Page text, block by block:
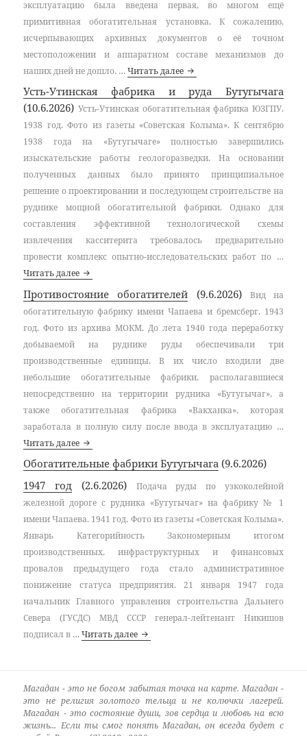
эксплуатацию была введена первая, во многом ещё
примитивная обогатительная установка. К сожалению,
исчерпывающих архивных документов о её точном
местоположении и аппаратном составе механизмов до
наших дней не дошло. …Читать далее Обогатительные установки
Усть-Утинская фабрика и руда Бутугычага
(10.6.2026) Усть-Утинская обогатительная фабрика ЮЗГПУ.
1938 год. Фото из газеты «Советская Колыма». К сентябрю
1938 года на «Бутугычаге» полностью завершились
изыскательские работы геологоразведки. На основании
полученных данных было принято принципиальное
решение о проектировании и последующем строительстве на
руднике мощной обогатительной фабрики. Однако для
составления эффективной технологической схемы
извлечения касситерита требовалось предварительно
провести комплекс опытно-исследовательских работ по …
Читать далее Усть-Утинская фабрика и руда Бутугычага
Противостояние обогатителей (9.6.2026)
Вид на
обогатительную фабрику имени Чапаева и бремсберг. 1943
год. Фото из архива МОКМ. До лета 1940 года переработку
добываемой на руднике руды обеспечивали три
производственные единицы. В их число входили две
небольшие обогатительные фабрики, располагавшиеся
непосредственно на территории рудника «Бутугычаг», а
также обогатительная фабрика «Вакханка», которая
заработала в полную силу после ввода в эксплуатацию …
Читать далее Противостояние обогатителей
Обогатительные фабрики Бутугычага (9.6.2026)
1947 год
(2.6.2026)
Подача руды по узкоколейной
железной дороге с рудника «Бутугычаг» на фабрику № 1
имени Чапаева. 1941 год. Фото из газеты «Советская Колыма».
Январь Категорийность Закономерным итогом
производственных, инфраструктурных и финансовых
провалов предыдущего года стало административное
понижение статуса предприятия. 21 января 1947 года
начальник Главного управления строительства Дальнего
Севера (ГУСДС) МВД СССР генерал-лейтенант Никишов
подписал в …Читать далее 1947 год
Магадан - это не богом забытая точка на карте. Магадан -
это не религия золотого тельца и не колючки лагерей.
Магадан - это состояние души, зов сердца и любовь на всю
жизнь... Если ты смог понять Магадан, он всегда будет с